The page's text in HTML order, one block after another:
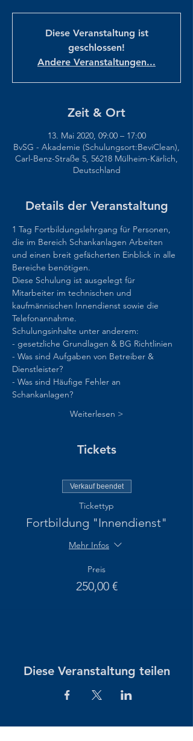
Diese Veranstaltung ist
geschlossen!
Andere Veranstaltungen...
Zeit & Ort
13. Mai 2020, 09:00 – 17:00
BvSG - Akademie (Schulungsort:BeviClean),
Carl-Benz-Straße 5, 56218 Mülheim-Kärlich,
Deutschland
Details der Veranstaltung
1 Tag Fortbildungslehrgang für Personen,
die im Bereich Schankanlagen Arbeiten
und einen breit gefächerten Einblick in alle
Bereiche benötigen.
Diese Schulung ist ausgelegt für
Mitarbeiter im technischen und
kaufmännischen Innendienst sowie die
Telefonannahme.
Schulungsinhalte unter anderem:
- gesetzliche Grundlagen & BG Richtlinien
- Was sind Aufgaben von Betreiber &
Dienstleister?
- Was sind Häufige Fehler an
Schankanlagen?
Weiterlesen >
Tickets
Verkauf beendet
Tickettyp
Fortbildung "Innendienst"
Mehr Infos
Preis
250,00 €
Diese Veranstaltung teilen